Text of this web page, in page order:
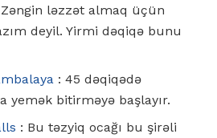
ləzzət almaq üçün
deyil. Yirmi dəqiqə bunu
: 45 dəqiqədə
yemək bitirməyə başlayır.
: Bu təzyiq ocağı bu şirəli